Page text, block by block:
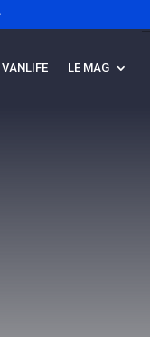
VANLIFE LE MAG